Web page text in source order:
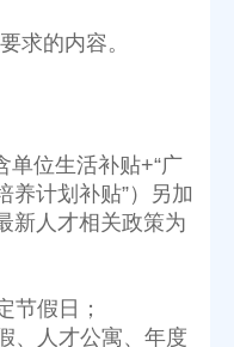
求的内容。
节假日；